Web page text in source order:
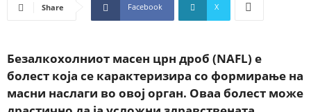
Share Facebook X
Безалкохолниот масен црн дроб (NAFL) е
болест која се карактеризира со формирање на
масни наслаги во овој орган. Оваа болест може